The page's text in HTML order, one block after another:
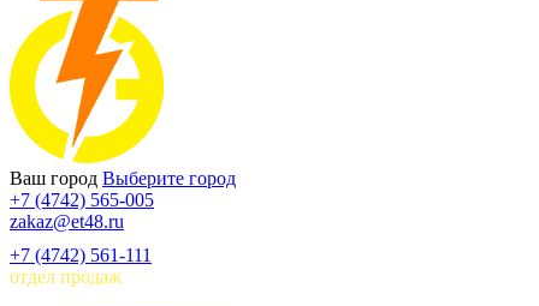
Ваш город Выберите город
+7 (4742) 565-005
zakaz@et48.ru
+7 (4742) 561-111
отдел продаж